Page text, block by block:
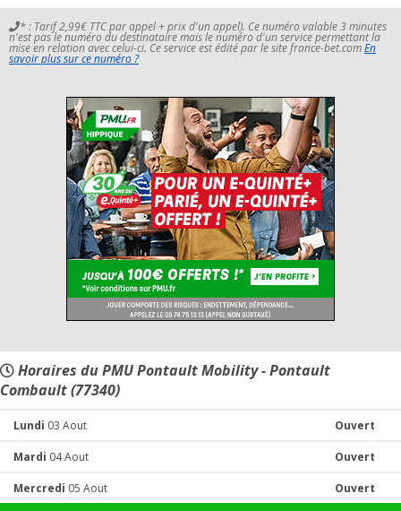
* : Tarif 2,99€ TTC par appel + prix d'un appel). Ce numéro valable 3 minutes
n'est pas le numéro du destinataire mais le numéro d'un service permettant la
mise en relation avec celui-ci. Ce service est édité par le site france-bet.comEn
savoir plus sur ce numéro ?
Horaires du PMU Pontault Mobility - Pontault
Combault (77340)
Lundi 03 Aout Ouvert
Mardi 04 Aout Ouvert
Mercredi 05 Aout Ouvert